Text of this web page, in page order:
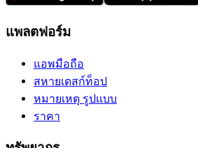
แพลตฟอร์ม
แอพมือถือ
สหายเดสก์ท็อป
หมายเหตุ รูปแบบ
ราคา